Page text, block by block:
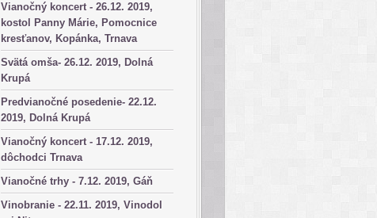
Vianočný koncert - 26.12. 2019,
kostol Panny Márie, Pomocnice
kresťanov, Kopánka, Trnava
Svätá omša- 26.12. 2019, Dolná
Krupá
Predvianočné posedenie- 22.12.
2019, Dolná Krupá
Vianočný koncert - 17.12. 2019,
dôchodci Trnava
Vianočné trhy - 7.12. 2019, Gáň
Vinobranie - 22.11. 2019, Vinodol